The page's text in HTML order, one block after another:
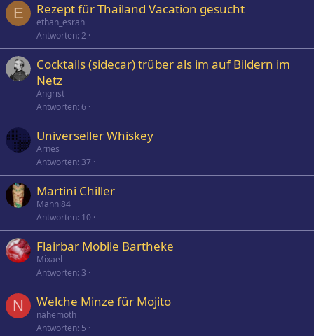
E Rezept für Thailand Vacation gesucht
ethan_esrah
Antworten 2
Cocktails (sidecar) trüber als im auf Bildern im
Netz
Angrist
Antworten 6
Universeller Whiskey
Arnes
Antworten 37
Martini Chiller
Manni84
Antworten 10
Flairbar Mobile Bartheke
Mixael
Antworten 3
N Welche Minze für Mojito
nahemoth
Antworten 5